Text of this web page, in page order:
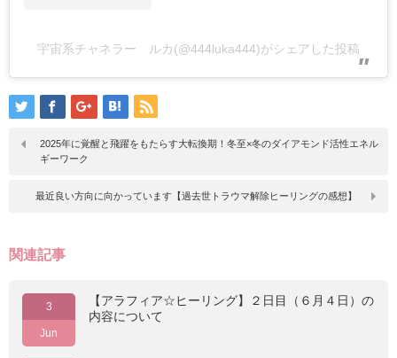
宇宙系チャネラー ルカ(@444luka444)がシェアした投稿
2025年に覚醒と飛躍をもたらす大転換期！冬至×冬のダイアモンド活性エネル
ギーワーク
最近良い方向に向かっています【過去世トラウマ解除ヒーリングの感想】
関連記事
3
Jun
【アラフィア☆ヒーリング】２日目（６月４日）の
内容について